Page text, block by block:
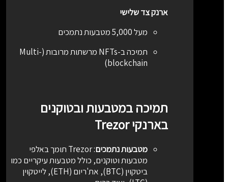
ארנק צד שלישי
מעל 5,000 מטבעות נתמכים
תמיכה ב-NFTs מרשתות מרובות (Multi-
blockchain)
תמיכה במטבעות ובטוקנים
בארנקי Trezor
מטבעות נתמכים:
Trezor תומך באלפי
מטבעות וטוקנים, כולל מטבעות עיקריים כמו
ביטקוין (BTC), את'ריום (ETH), לייטקוין